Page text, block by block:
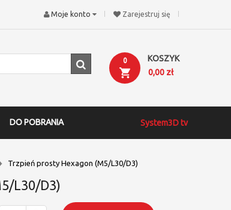
Zarejestruj się
Moje konto
KOSZYK
0
0,00 zł
DO POBRANIA System3D tv
Trzpień prosty Hexagon (M5/L30/D3)
L30/D3)